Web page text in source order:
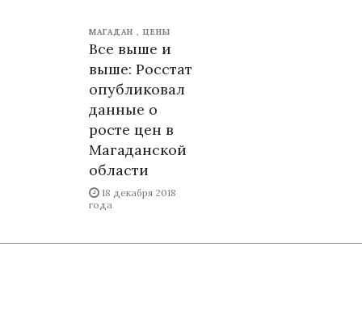
МАГАДАН ЦЕНЫ
Все выше и
выше: Росстат
опубликовал
данные о
росте цен в
Магаданской
области
18 декабря 2018
года